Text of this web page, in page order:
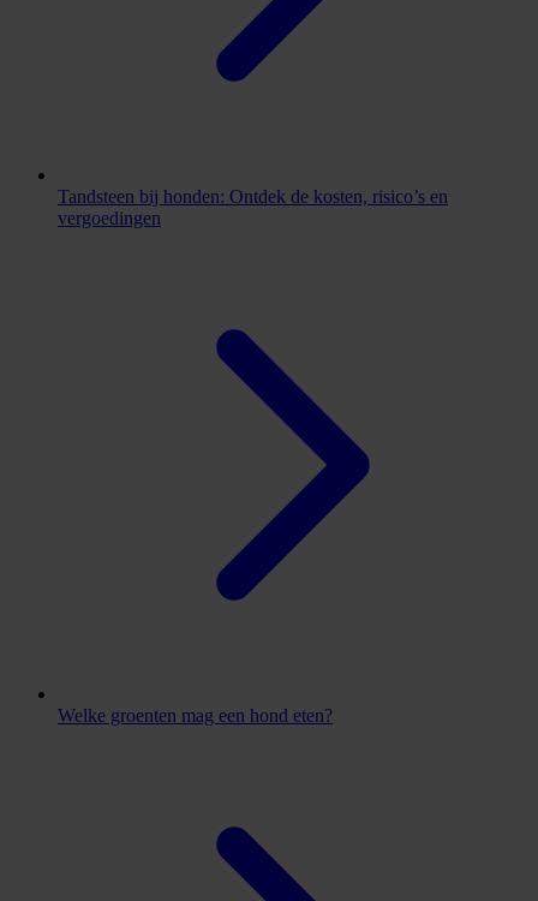
Tandsteen bij honden: Ontdek de kosten, risico’s en
vergoedingen
Welke groenten mag een hond eten?